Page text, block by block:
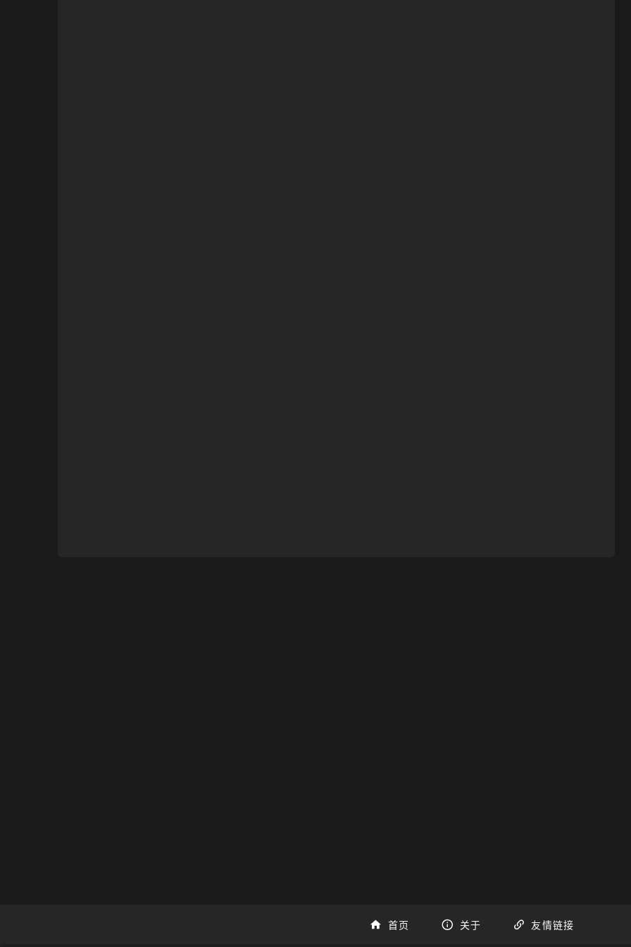
首页 关于 友情链接